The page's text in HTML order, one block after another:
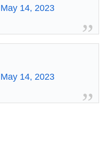
May 14, 2023
May 14, 2023